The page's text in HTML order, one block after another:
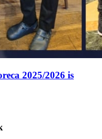
2025/2026 is